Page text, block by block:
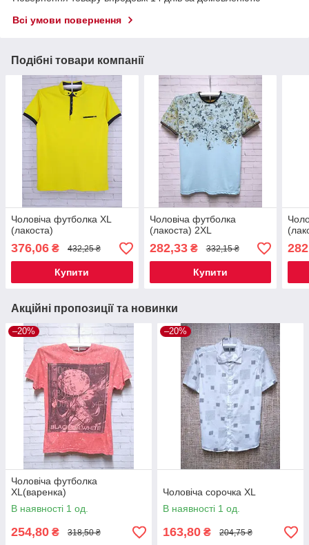
Всі умови повернення
Подібні товари компанії
Чоловіча футболка XL
(лакоста)
376,06 ₴ 432,25 ₴
Купити
Чоловіча футболка
(лакоста) 2XL
282,33₴ 332,15 ₴
Купити
Акційні пропозиції та новинки
–20%
Чоловіча футболка
XL(варенка)
В наявності 1 од.
254,80 ₴ 318,50 ₴
–20%
Чоловіча сорочка XL
В наявності 1 од.
163,80 ₴ 204,75 ₴